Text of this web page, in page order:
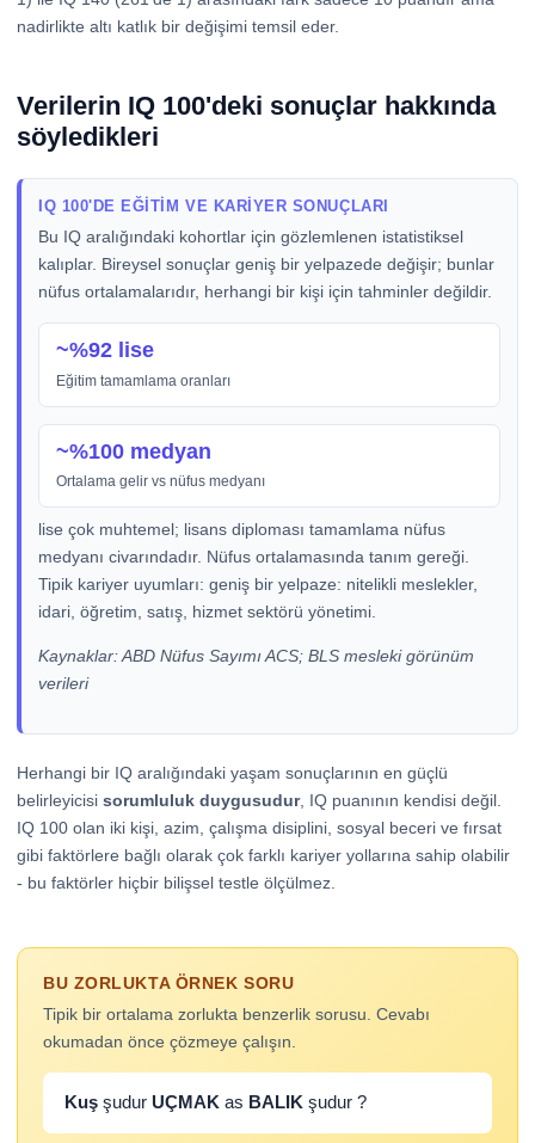
nadirlikte altı katlık bir değişimi temsil eder.
Verilerin IQ 100'deki sonuçlar hakkında
söyledikleri
IQ 100'DE EĞITIM VE KARIYER SONUÇLARI
Bu IQ aralığındaki kohortlar için gözlemlenen istatistiksel
kalıplar. Bireysel sonuçlar geniş bir yelpazede değişir; bunlar
nüfus ortalamalarıdır, herhangi bir kişi için tahminler değildir.
~%92 lise
Eğitim tamamlama oranları
~%100 medyan
Ortalama gelir vs nüfus medyanı
lise çok muhtemel; lisans diploması tamamlama nüfus
medyanı civarındadır. Nüfus ortalamasında tanım gereği.
Tipik kariyer uyumları: geniş bir yelpaze: nitelikli meslekler,
idari, öğretim, satış, hizmet sektörü yönetimi.
Kaynaklar: ABD Nüfus Sayımı ACS; BLS mesleki görünüm
verileri
Herhangi bir IQ aralığındaki yaşam sonuçlarının en güçlü
belirleyicisi sorumluluk duygusudur, IQ puanının kendisi değil.
IQ 100 olan iki kişi, azim, çalışma disiplini, sosyal beceri ve fırsat
gibi faktörlere bağlı olarak çok farklı kariyer yollarına sahip olabilir
- bu faktörler hiçbir bilişsel testle ölçülmez.
BU ZORLUKTA ÖRNEK SORU
Tipik bir ortalama zorlukta benzerlik sorusu. Cevabı
okumadan önce çözmeye çalışın.
Kuşşudur UÇMAKas BALIKşudur ?